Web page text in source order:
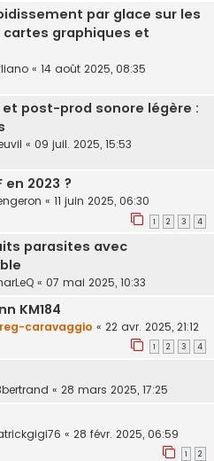
par glace sur les
graphiques et
« 14 août 2025, 08:35
et post-prod sonore légère :
« 09 juil. 2025, 15:53
en 2023 ?
« 11 juin 2025, 06:30
1 2 3 4
parasites avec
« 07 mai 2025, 10:33
KM184
caravaggio « 22 avr. 2025, 21:12
1 2 3 4
« 28 mars 2025, 17:25
« 28 févr. 2025, 06:59
1 2